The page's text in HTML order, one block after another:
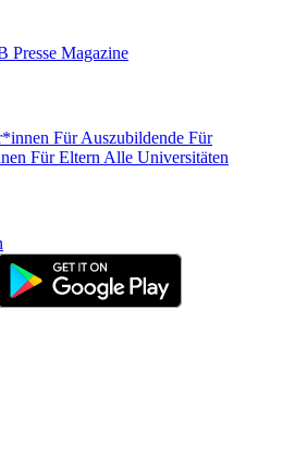
Presse Magazine
Für Auszubildende Für
Für Eltern Alle Universitäten